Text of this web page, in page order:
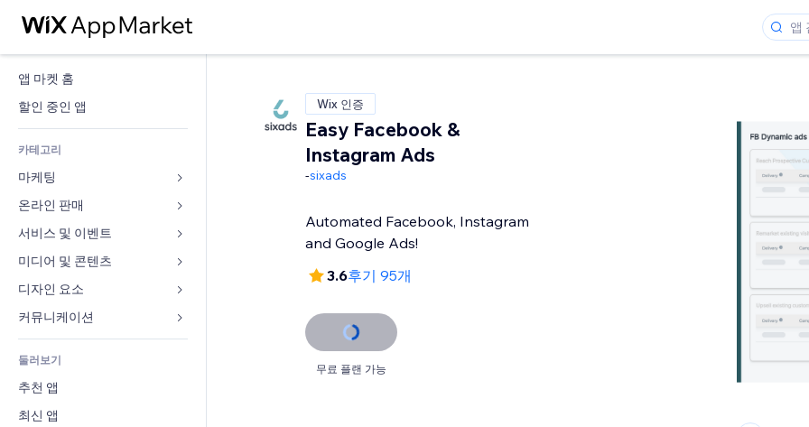
앱 마켓 홈
할인 중인 앱
카테고리
마케팅
광고
모바일
사이트 통계
사이트 목록
이메일
온라인 판매
쇼핑몰 관련 앱
배송
판매 버튼
회계
쿠폰 및 로열티
창고 서비스
서비스 및 이벤트
호텔
이벤트
음식점
부동산
예약
미디어 및 콘텐츠
갤러리
뮤직
팟캐스트
사진
동영상
PDF
디자인 요소
지도 및 내비게이션
개인정보 및 보안
시계
페이지 템플릿
이미지 효과
양식
블로그
설문
채팅
둘러보기
추천 앱
최신 앱
Wix 인증
Easy Facebook &
Instagram Ads
-sixads
Automated Facebook, Instagram
and Google Ads!
3.6후기 95개
무료 플랜 가능